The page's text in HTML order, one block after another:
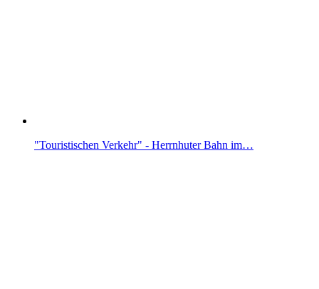
"Touristischen Verkehr" - Herrnhuter Bahn im…